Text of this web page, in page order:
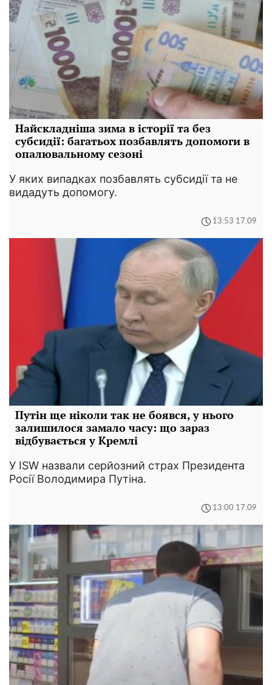
Найскладніша зима в історії та без
субсидії: багатьох позбавлять допомоги в
опалювальному сезоні
У яких випадках позбавлять субсидії та не
видадуть допомогу.
13:53 17.09
Путін ще ніколи так не боявся, у нього
залишилося замало часу: що зараз
відбувається у Кремлі
У ISW назвали серйозний страх Президента
Росії Володимира Путіна.
13:00 17.09